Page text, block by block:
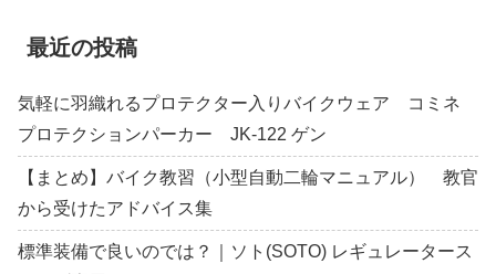
最近の投稿
気軽に羽織れるプロテクター入りバイクウェア コミネ
プロテクションパーカー JK-122 ゲン
【まとめ】バイク教習（小型自動二輪マニュアル） 教官
から受けたアドバイス集
標準装備で良いのでは？｜ソト(SOTO) レギュレータース